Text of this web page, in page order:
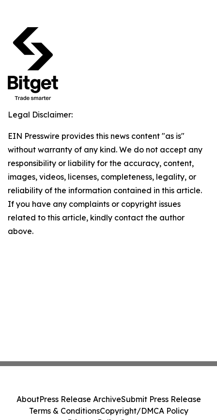
Legal Disclaimer:
EIN Presswire provides this news content "as is"
without warranty of any kind. We do not accept any
responsibility or liability for the accuracy, content,
images, videos, licenses, completeness, legality, or
reliability of the information contained in this article.
If you have any complaints or copyright issues
related to this article, kindly contact the author
above.
AboutPress Release ArchiveSubmit Press Release
Terms & ConditionsCopyright/DMCA Policy